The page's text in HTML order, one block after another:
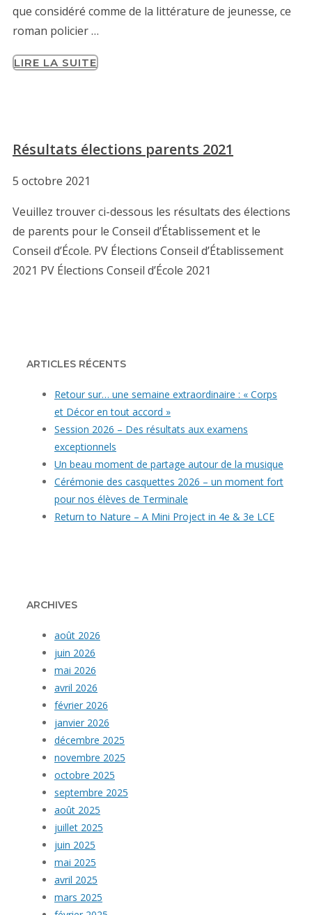
que considéré comme de la littérature de jeunesse, ce
roman policier …
LIRE LA SUITE
Résultats élections parents 2021
5 octobre 2021
Veuillez trouver ci-dessous les résultats des élections
de parents pour le Conseil d’Établissement et le
Conseil d’École. PV Élections Conseil d’Établissement
2021 PV Élections Conseil d’École 2021
ARTICLES RÉCENTS
Retour sur… une semaine extraordinaire : « Corps
et Décor en tout accord »
Session 2026 – Des résultats aux examens
exceptionnels
Un beau moment de partage autour de la musique
Cérémonie des casquettes 2026 – un moment fort
pour nos élèves de Terminale
Return to Nature – A Mini Project in 4e & 3e LCE
ARCHIVES
août 2026
juin 2026
mai 2026
avril 2026
février 2026
janvier 2026
décembre 2025
novembre 2025
octobre 2025
septembre 2025
août 2025
juillet 2025
juin 2025
mai 2025
avril 2025
mars 2025